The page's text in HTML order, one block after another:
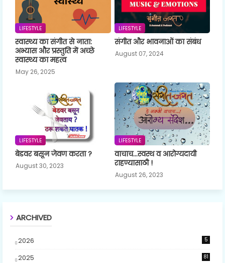
LIFESTYLE
स्वास्थ्य का संगीत से नाता:
अभ्यास और प्रस्तुति में अच्छे
स्वास्थ्य का महत्व
May 26, 2025
LIFESTYLE
संगीत और भावनाओं का संबंध
August 07, 2024
LIFESTYLE
बेडवर बसून जेवण करता ?
August 30, 2023
LIFESTYLE
वाचाच...स्वस्थ व आरोग्यदायी
राहण्यासाठी !
August 26, 2023
ARCHIVED
2026 5
2025 81